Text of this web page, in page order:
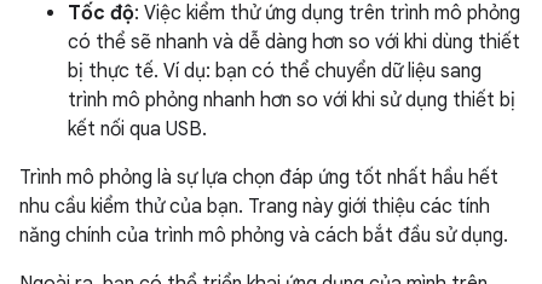
Tốc độ: Việc kiểm thử ứng dụng trên trình mô phỏng
có thể sẽ nhanh và dễ dàng hơn so với khi dùng thiết
bị thực tế. Ví dụ: bạn có thể chuyển dữ liệu sang
trình mô phỏng nhanh hơn so với khi sử dụng thiết bị
kết nối qua USB.
Trình mô phỏng là sự lựa chọn đáp ứng tốt nhất hầu hết
nhu cầu kiểm thử của bạn. Trang này giới thiệu các tính
năng chính của trình mô phỏng và cách bắt đầu sử dụng.